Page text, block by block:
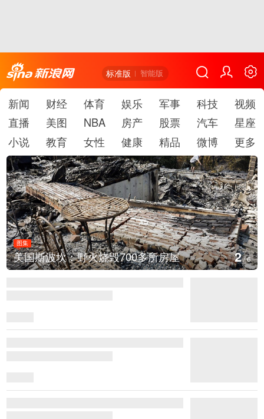
标准版 智能版
新闻 财经 体育 娱乐 军事 科技
视频
直播
美图 NBA 房产 股票 汽车
星座
小说
教育 女性 健康 精品 微博 更多
图集
美国斯波坎：野火烧毁700多所房屋 2/6